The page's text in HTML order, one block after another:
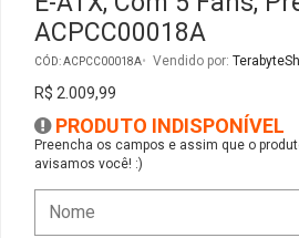
ACPCC00018A
CÓD: ACPCC00018A Vendido por:
R$ 2.009,99
PRODUTO INDISPONÍVEL
Preencha os campos e assim que o
avisamos você! :)
Gabinete Liketec
Fonte Thermaltake
Ver Todos